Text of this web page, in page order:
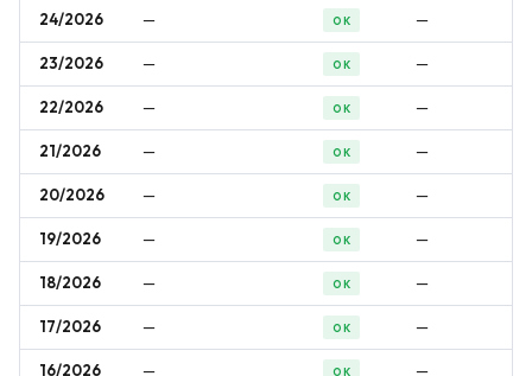
24/2026 — OK —
23/2026 — OK —
22/2026 — OK —
21/2026 — OK —
20/2026 — OK —
19/2026 — OK —
18/2026 — OK —
17/2026 — OK —
16/2026 — OK —